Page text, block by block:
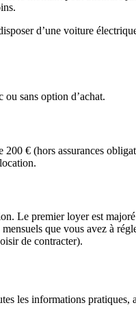
d’une voiture
sans option d’achat.
€ (hors assurances
Le premier loyer est
que vous avez à
de contracter).
les informations pratiques,